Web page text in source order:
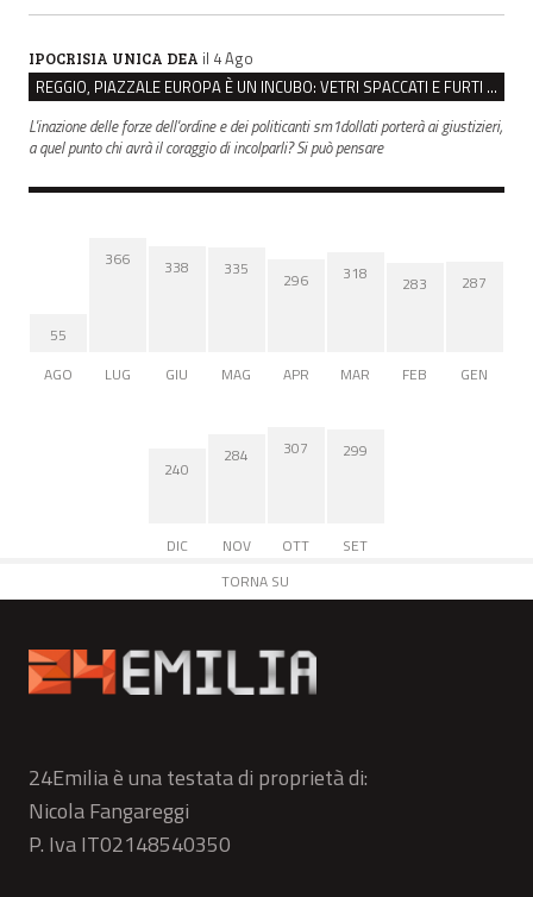
IPOCRISIA UNICA DEA il 4 Ago
REGGIO, PIAZZALE EUROPA È UN INCUBO: VETRI SPACCATI E FURTI SULLE AUTO IN SOSTA
L'inazione delle forze dell'ordine e dei politicanti sm1dollati porterà ai giustizieri,
a quel punto chi avrà il coraggio di incolparli? Si può pensare
55
AGO
366
LUG
338
GIU
335
MAG
296
APR
318
MAR
283
FEB
287
GEN
240
DIC
284
NOV
307
OTT
299
SET
TORNA SU
24Emilia è una testata di proprietà di:
Nicola Fangareggi
P. Iva IT02148540350